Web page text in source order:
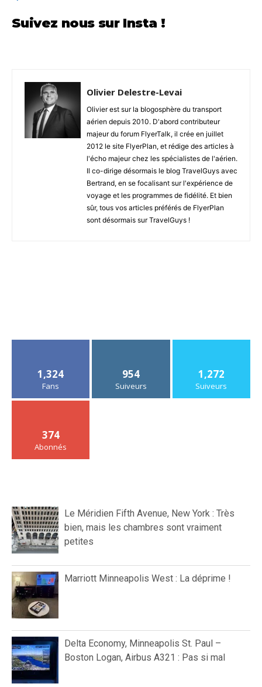
Suivez nous sur Insta !
Olivier Delestre-Levai
Olivier est sur la blogosphère du transport
aérien depuis 2010. D'abord contributeur
majeur du forum FlyerTalk, il crée en juillet
2012 le site FlyerPlan, et rédige des articles à
l'écho majeur chez les spécialistes de l'aérien.
Il co-dirige désormais le blog TravelGuys avec
Bertrand, en se focalisant sur l'expérience de
voyage et les programmes de fidélité. Et bien
sûr, tous vos articles préférés de FlyerPlan
sont désormais sur TravelGuys !
1,324
Fans
954
Suiveurs
1,272
Suiveurs
374
Abonnés
Le Méridien Fifth Avenue, New York : Très
bien, mais les chambres sont vraiment
petites
Marriott Minneapolis West : La déprime !
Delta Economy, Minneapolis St. Paul –
Boston Logan, Airbus A321 : Pas si mal